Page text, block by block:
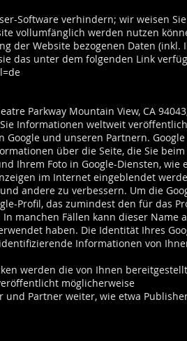
Software verhindern; wir weisen
vollumfänglich werden nutzen
der Website bezogenen Daten (inkl.
das unter dem folgenden Link
Parkway Mountain View, CA
Informationen weltweit
und unseren Partnern. Google
über die Seite, die Sie beim
Ihrem Foto in Google-Diensten, wie
im Internet eingeblendet
andere zu verbessern. Um die
Profil, das zumindest den für das
manchen Fällen kann dieser Name
haben. Die Identität Ihres
Informationen von
werden die von Ihnen
möglicherweise
Partner weiter, wie etwa